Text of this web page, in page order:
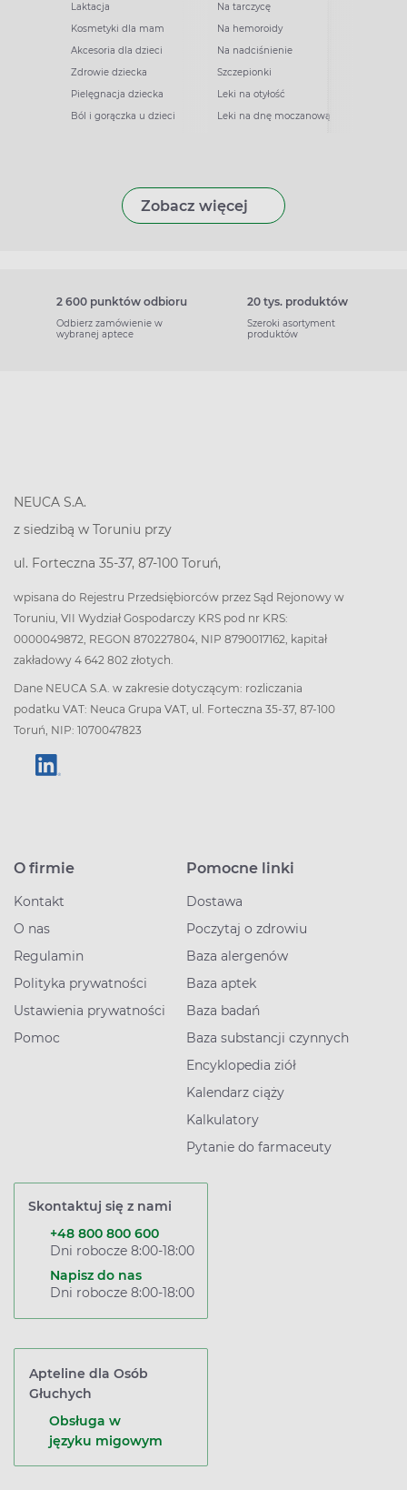
Laktacja
Kosmetyki dla mam
Akcesoria dla dzieci
Zdrowie dziecka
Pielęgnacja dziecka
Ból i gorączka u dzieci
Na tarczycę
Na hemoroidy
Na nadciśnienie
Szczepionki
Leki na otyłość
Leki na dnę moczanową
Zobacz więcej
2 600 punktów odbioru
Odbierz zamówienie w
wybranej aptece
20 tys. produktów
Szeroki asortyment
produktów
NEUCA S.A.
z siedzibą w Toruniu przy
ul. Forteczna 35-37, 87-100 Toruń,
wpisana do Rejestru Przedsiębiorców przez Sąd Rejonowy w
Toruniu, VII Wydział Gospodarczy KRS pod nr KRS:
0000049872, REGON 870227804, NIP 8790017162, kapitał
zakładowy 4 642 802 złotych.
Dane NEUCA S.A. w zakresie dotyczącym: rozliczania
podatku VAT: Neuca Grupa VAT, ul. Forteczna 35-37, 87-100
Toruń, NIP: 1070047823
O firmie
Kontakt
O nas
Regulamin
Polityka prywatności
Ustawienia prywatności
Pomoc
Pomocne linki
Dostawa
Poczytaj o zdrowiu
Baza alergenów
Baza aptek
Baza badań
Baza substancji czynnych
Encyklopedia ziół
Kalendarz ciąży
Kalkulatory
Pytanie do farmaceuty
Skontaktuj się z nami
+48 800 800 600
Dni robocze 8:00-18:00
Napisz do nas
Dni robocze 8:00-18:00
Apteline dla Osób
Głuchych
Obsługa w
języku migowym